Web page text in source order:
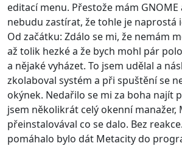
editací menu. Přestože mám GNOME
nebudu zastírat, že tohle je naprostá
Od začátku: Zdálo se mi, že nemám
až tolik hezké a že bych mohl pár
a nějaké vyházet. To jsem udělal a
zkolaboval systém a při spuštění se
okýnek. Nedařilo se mi za boha najít
jsem několikrát celý okenní manažer,
přeinstalovával co se dalo. Bez
pomáhalo bylo dát Metacity do